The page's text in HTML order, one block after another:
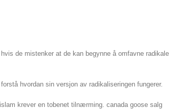
de mistenker at de kan begynne å omfavne radikale
hvordan sin versjon av radikaliseringen fungerer.
krever en tobenet tilnærming. canada goose salg